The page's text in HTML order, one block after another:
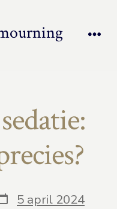
5 april 2024